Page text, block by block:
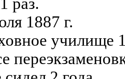
1887 г.
училище